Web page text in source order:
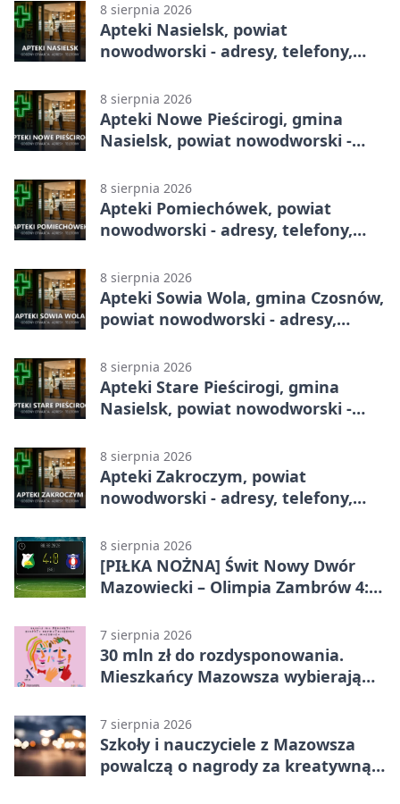
8 sierpnia 2026
Apteki Nasielsk, powiat
nowodworski - adresy, telefony,
8 sierpnia 2026
Apteki Nowe Pieścirogi, gmina
Nasielsk, powiat nowodworski -
8 sierpnia 2026
Apteki Pomiechówek, powiat
nowodworski - adresy, telefony,
8 sierpnia 2026
Apteki Sowia Wola, gmina Czosnów,
powiat nowodworski - adresy,
8 sierpnia 2026
Apteki Stare Pieścirogi, gmina
Nasielsk, powiat nowodworski -
8 sierpnia 2026
Apteki Zakroczym, powiat
nowodworski - adresy, telefony,
8 sierpnia 2026
[PIŁKA NOŻNA] Świt Nowy Dwór
Mazowiecki – Olimpia Zambrów 4:0
Grupa 1 (Grupa I)
7 sierpnia 2026
30 mln zł do rozdysponowania.
Mieszkańcy Mazowsza wybierają
7 sierpnia 2026
Szkoły i nauczyciele z Mazowsza
powalczą o nagrody za kreatywną